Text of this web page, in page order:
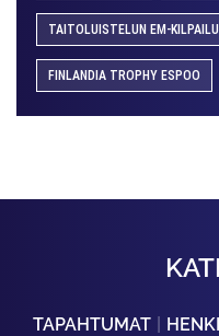
TAITOLUISTELUN EM-
FINLANDIA TROPHY ESPOO
TAPAHTUMAT